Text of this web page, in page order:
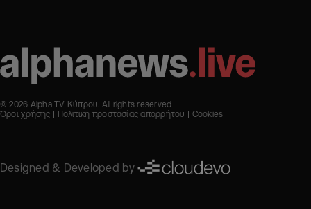
© 2026 Alpha TV Κύπρου. All rights reserved
Όροι χρήσης
Πολιτική προστασίας απορρήτου Cookies
Designed & Developed by